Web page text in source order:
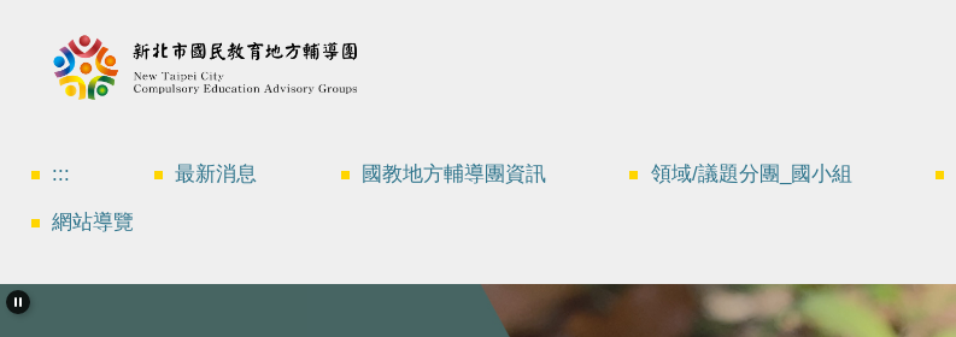
::: 最新消息 國教地方輔導團資訊 領域/議題分團_國小組
網站導覽